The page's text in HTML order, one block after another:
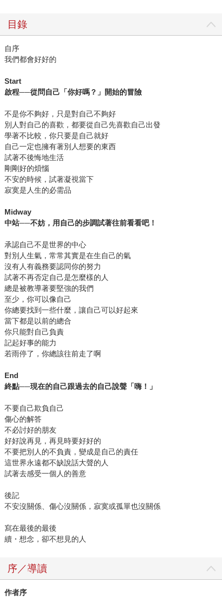
目錄
自序
我們都會好好的
Start
啟程──從問自己「你好嗎？」開始的冒險
不是你不夠好，只是對自己不夠好
別人對自己的喜歡，都要從自己先喜歡自己出發
學著不比較，你只要是自己就好
自己一定也擁有著別人想要的東西
試著不後悔地生活
剛剛好的煩惱
不安的時候，試著凝視當下
寂寞是人生的必需品
Midway
中站──不妨，用自己的步調試著往前看看吧！
承認自己不是世界的中心
對別人生氣，常常其實是在生自己的氣
沒有人有義務要認同你的努力
試著不再否定自己是怎麼樣的人
總是被教導著要堅強的我們
至少，你可以像自己
你總要找到一些什麼，讓自己可以好起來
當下都是以前的總合
你只能對自己負責
記起好事的能力
若雨停了，你總該往前走了啊
End
終點──現在的自己跟過去的自己說聲「嗨！」
不要自己欺負自己
傷心的解答
不必討好的朋友
好好說再見，再見時要好好的
不要把別人的不負責，變成是自己的責任
這世界永遠都不缺說話大聲的人
試著去感受一個人的善意
後記
不安沒關係、傷心沒關係，寂寞或孤單也沒關係
寫在最後的最後
續・想念，卻不想見的人
序／導讀
作者序